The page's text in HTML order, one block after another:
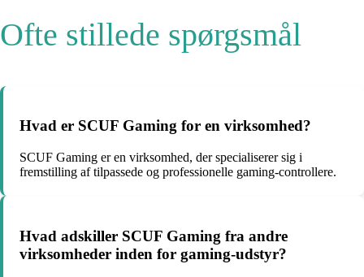
Ofte stillede spørgsmål
Hvad er SCUF Gaming for en virksomhed?
SCUF Gaming er en virksomhed, der specialiserer sig i
fremstilling af tilpassede og professionelle gaming-controllere.
Hvad adskiller SCUF Gaming fra andre
virksomheder inden for gaming-udstyr?